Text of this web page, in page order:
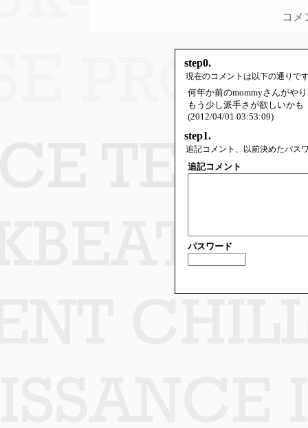
コメ
step0.
現在のコメントは以下の通りで
何年か前のmommyさんがや
もう少し派手さが欲しいかも
(2012/04/01 03:53:09)
step1.
追記コメント、以前決めたパス
追記コメント
パスワード